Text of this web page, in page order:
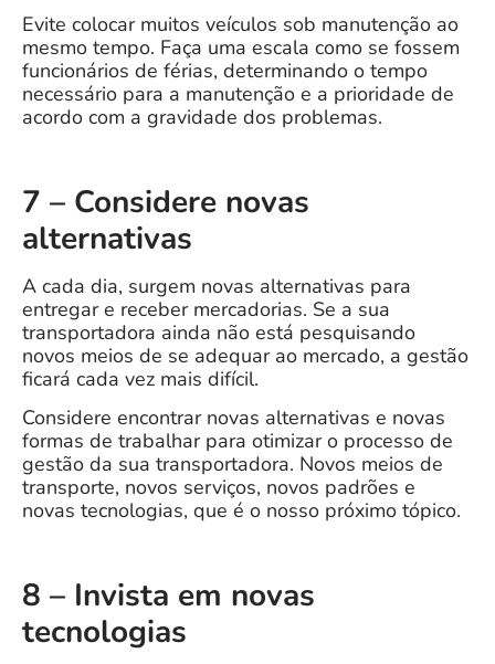
Evite colocar muitos veículos sob manutenção ao
mesmo tempo. Faça uma escala como se fossem
funcionários de férias, determinando o tempo
necessário para a manutenção e a prioridade de
acordo com a gravidade dos problemas.
7 – Considere novas
alternativas
A cada dia, surgem novas alternativas para
entregar e receber mercadorias. Se a sua
transportadora ainda não está pesquisando
novos meios de se adequar ao mercado, a gestão
ficará cada vez mais difícil.
Considere encontrar novas alternativas e novas
formas de trabalhar para otimizar o processo de
gestão da sua transportadora. Novos meios de
transporte, novos serviços, novos padrões e
novas tecnologias, que é o nosso próximo tópico.
8 – Invista em novas
tecnologias